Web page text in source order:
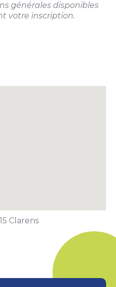
générales disponibles
votre inscription.
Clarens